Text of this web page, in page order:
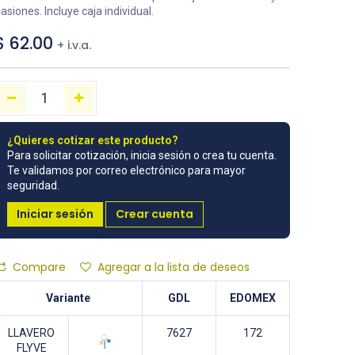
Incluye caja individual.
62.00 + i.v.a.
¿Quieres cotizar este producto?
Para solicitar cotización, inicia sesión o crea tu cuenta.
Te validamos por correo electrónico para mayor
seguridad.
Iniciar sesión Crear cuenta
Compare Agregar a la lista de deseos
Variante GDL EDOMEX
LLAVERO
FLYVE
7627 172